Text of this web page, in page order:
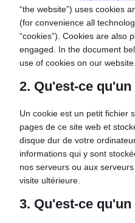
“the website”) uses cookies
(for convenience all
“cookies”). Cookies are also
engaged. In the document
use of cookies on our website.
2. Qu'est-ce
Un cookie est un petit fichier
pages de ce site web et
disque dur de votre
informations qui y sont
nos serveurs ou aux
visite ultérieure.
3. Qu'est-ce